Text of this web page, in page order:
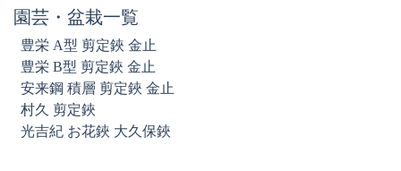
園芸・盆栽一覧
豊栄 A型 剪定鋏 金止
豊栄 B型 剪定鋏 金止
安来鋼 積層 剪定鋏 金止
村久 剪定鋏
光吉紀 お花鋏 大久保鋏